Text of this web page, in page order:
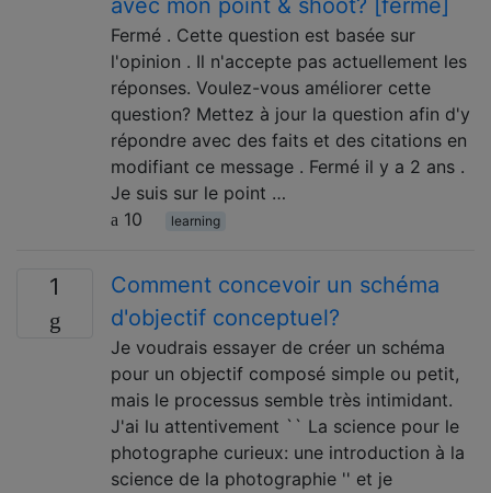
avec mon point & shoot? [fermé]
Fermé . Cette question est basée sur
l'opinion . Il n'accepte pas actuellement les
réponses. Voulez-vous améliorer cette
question? Mettez à jour la question afin d'y
répondre avec des faits et des citations en
modifiant ce message . Fermé il y a 2 ans .
Je suis sur le point …
10
learning
1
Comment concevoir un schéma
d'objectif conceptuel?
Je voudrais essayer de créer un schéma
pour un objectif composé simple ou petit,
mais le processus semble très intimidant.
J'ai lu attentivement `` La science pour le
photographe curieux: une introduction à la
science de la photographie '' et je